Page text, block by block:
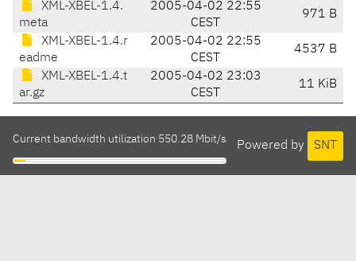
XML-XBEL-1.4.
meta
2005-04-02 22:55
CEST
971 B
XML-XBEL-1.4.r
eadme
2005-04-02 22:55
CEST
4537 B
XML-XBEL-1.4.t
ar.gz
2005-04-02 23:03
CEST
11 KiB
Powered by SNT
Current bandwidth utilization 550.28 Mbit/s